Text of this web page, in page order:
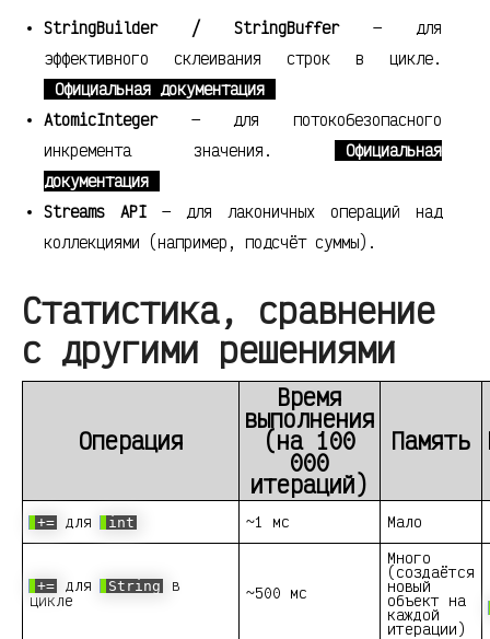
StringBuilder / StringBuffer— для
эффективного склеивания строк в цикле.
Официальная документация
AtomicInteger— для потокобезопасного
инкремента значения.
Официальная
документация
Streams API— для лаконичных операций над
коллекциями (например, подсчёт суммы).
Статистика, сравнение
с другими решениями
Операция
Время
выполнения
(на 100
000
итераций)
Память
+= для int ~1 мс Мало
+= для String
в
цикле
~500 мс
Много
(создаётся
новый
объект на
каждой
итерации)